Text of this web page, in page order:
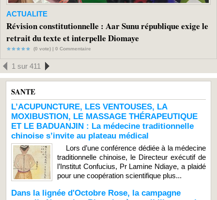
ACTUALITE
Révision constitutionnelle : Aar Sunu république exige le
retrait du texte et interpelle Diomaye
(0 vote) | 0 Commentaire
1 sur 411
SANTE
L’ACUPUNCTURE, LES VENTOUSES, LA
MOXIBUSTION, LE MASSAGE THÉRAPEUTIQUE
ET LE BADUANJIN : La médecine traditionnelle
chinoise s’invite au plateau médical
Lors d’une conférence dédiée à la médecine
traditionnelle chinoise, le Directeur exécutif de
l’Institut Confucius, Pr Lamine Ndiaye, a plaidé
pour une coopération scientifique plus...
Dans la lignée d'Octobre Rose, la campagne